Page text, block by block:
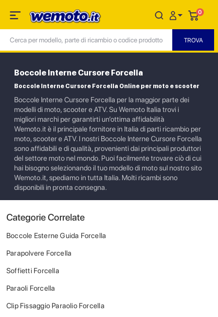
0
Boccole Interne Cursore Forcella
Boccole Interne Cursore Forcella Online per moto e scooter
Boccole Interne Cursore Forcella per la maggior parte dei
modelli di moto, scooter e ATV. Su Wemoto Italia trovi i
migliori marchi per garantirti un’ottima affidabilità
Wemoto.it è il principale fornitore in Italia di parti ricambio per
moto, scooter e ATV. I nostri Boccole Interne Cursore Forcella
sono affidabili e di qualità, provenienti dai principali produttori
del settore moto nel mondo. Puoi facilmente trovare ciò di cui
hai bisogno selezionando il tuo modello di moto sul nostro sito
Wemoto.it, spediamo in tutta Italia. Molti ricambi sono
disponibili in pronta consegna.
Categorie Correlate
Boccole Esterne Guida Forcella
Parapolvere Forcella
Soffietti Forcella
Paraoli Forcella
Clip Fissaggio Paraolio Forcella